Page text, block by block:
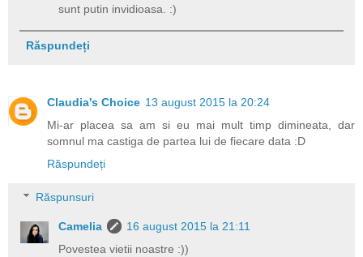
sunt putin invidioasa. :)
Răspundeți
Claudia's Choice 13 august 2015 la 20:24
Mi-ar placea sa am si eu mai mult timp dimineata, dar
somnul ma castiga de partea lui de fiecare data :D
Răspundeți
Răspunsuri
Camelia
16 august 2015 la 21:11
Povestea vietii noastre :))